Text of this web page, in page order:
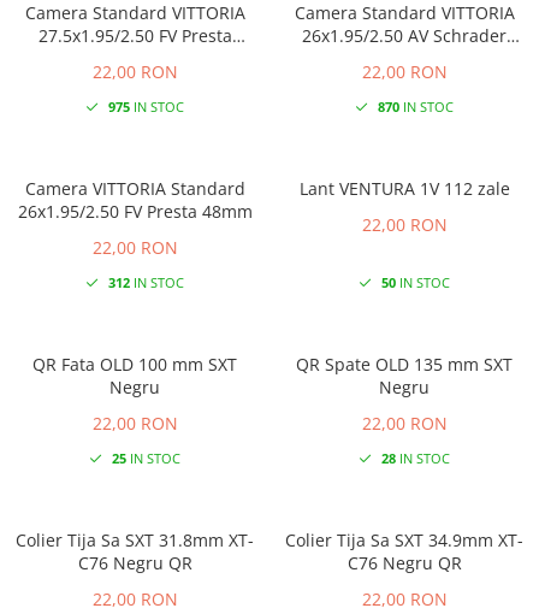
Camera Standard VITTORIA
27.5x1.95/2.50 FV Presta
22,00 RON
975IN STOC
Camera Standard VITTORIA
26x1.95/2.50 AV Schrader
22,00 RON
870IN STOC
Camera VITTORIA Standard
26x1.95/2.50 FV Presta 48mm
22,00 RON
312IN STOC
Lant VENTURA 1V 112 zale
22,00 RON
50IN STOC
QR Fata OLD 100 mm SXT
Negru
22,00 RON
25IN STOC
QR Spate OLD 135 mm SXT
Negru
22,00 RON
28IN STOC
Colier Tija Sa SXT 31.8mm XT-
C76 Negru QR
22,00 RON
Colier Tija Sa SXT 34.9mm XT-
C76 Negru QR
22,00 RON